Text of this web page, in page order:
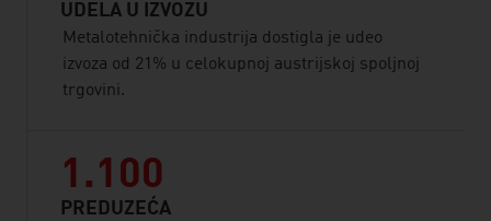
UDELA U IZVOZU
Metalotehnička industrija dostigla je udeo
izvoza od 21% u celokupnoj austrijskoj spoljnoj
trgovini.
1.100
PREDUZEĆA